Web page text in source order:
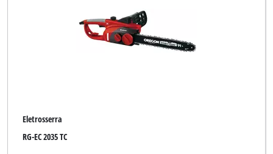
Eletrosserra
RG-EC 2035 TC